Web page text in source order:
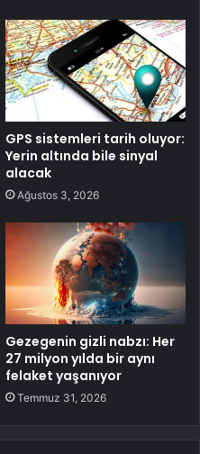
GPS sistemleri tarih oluyor:
Yerin altında bile sinyal
alacak
Ağustos 3, 2026
Gezegenin gizli nabzı: Her
27 milyon yılda bir aynı
felaket yaşanıyor
Temmuz 31, 2026